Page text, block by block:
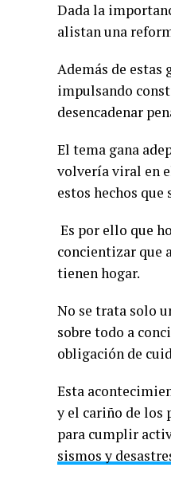
Dada la
alistan una
Además de
impulsando
desencadenar
El tema gana
volvería viral en
estos hechos que
Es por ello que
concientizar que
tienen hogar.
No se trata solo
sobre todo a
obligación de
Esta
y el cariño de los
para cumplir
sismos y